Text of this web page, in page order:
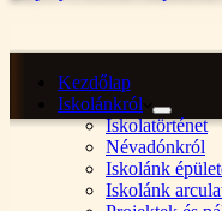
Kezdőlap
Iskolánkról
Iskolatörténet
Névadónkról
Iskolánk
Iskolánk